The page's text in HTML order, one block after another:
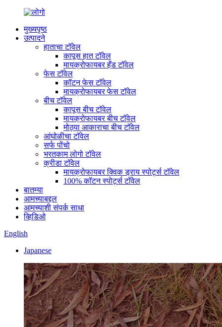
मुख्यपृष्ठ
उत्पादने
हाताचा टॉवेल
कापूस हात टॉवेल
मायक्रोफायबर हँड टॉवेल
फेस टॉवेल
कॉटन फेस टॉवेल
मायक्रोफायबर फेस टॉवेल
बीच टॉवेल
कापूस बीच टॉवेल
मायक्रोफायबर बीच टॉवेल
मोठ्या आकाराचा बीच टॉवेल
आंघोळीचा टॉवेल
सर्फ पोंचो
भरतकाम लोगो टॉवेल
क्रीडा टॉवेल
मायक्रोफायबर क्विक ड्राय स्पोर्ट्स टॉवेल
100% कॉटन स्पोर्ट्स टॉवेल
बातम्या
आमच्याबद्दल
आमच्याशी संपर्क साधा
व्हिडिओ
English
Japanese